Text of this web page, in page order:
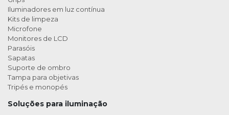
Iluminadores em luz contínua
Kits de limpeza
Microfone
Monitores de LCD
Parasóis
Sapatas
Suporte de ombro
Tampa para objetivas
Tripés e monopés
Soluções para iluminação